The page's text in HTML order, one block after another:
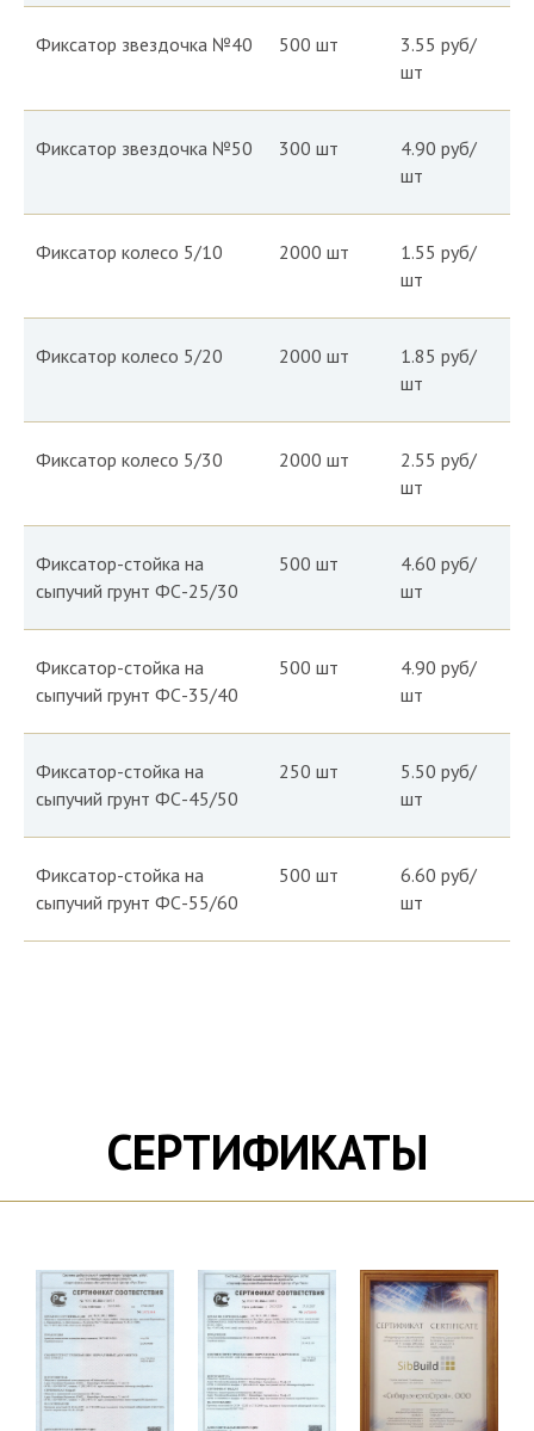
Фиксатор звездочка №40 500 шт
3.55 руб/
шт
Фиксатор звездочка №50 300 шт
4.90 руб/
шт
Фиксатор колесо 5/10 2000 шт
1.55 руб/
шт
Фиксатор колесо 5/20 2000 шт
1.85 руб/
шт
Фиксатор колесо 5/30 2000 шт
2.55 руб/
шт
Фиксатор-стойка на
сыпучий грунт ФС-25/30
500 шт
4.60 руб/
шт
Фиксатор-стойка на
сыпучий грунт ФС-35/40
500 шт
4.90 руб/
шт
Фиксатор-стойка на
сыпучий грунт ФС-45/50
250 шт
5.50 руб/
шт
Фиксатор-стойка на
сыпучий грунт ФС-55/60
500 шт
6.60 руб/
шт
СЕРТИФИКАТЫ